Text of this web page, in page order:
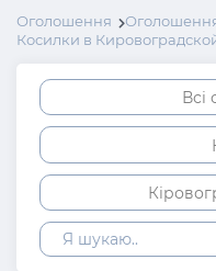
Оголошення
Косилки в
Всі